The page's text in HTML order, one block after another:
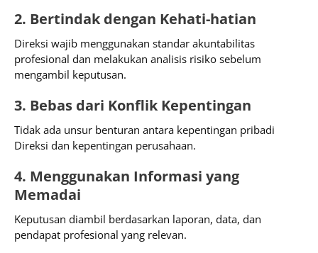
2. Bertindak dengan Kehati-hatian
Direksi wajib menggunakan standar akuntabilitas
profesional dan melakukan analisis risiko sebelum
mengambil keputusan.
3. Bebas dari Konflik Kepentingan
Tidak ada unsur benturan antara kepentingan pribadi
Direksi dan kepentingan perusahaan.
4. Menggunakan Informasi yang
Memadai
Keputusan diambil berdasarkan laporan, data, dan
pendapat profesional yang relevan.